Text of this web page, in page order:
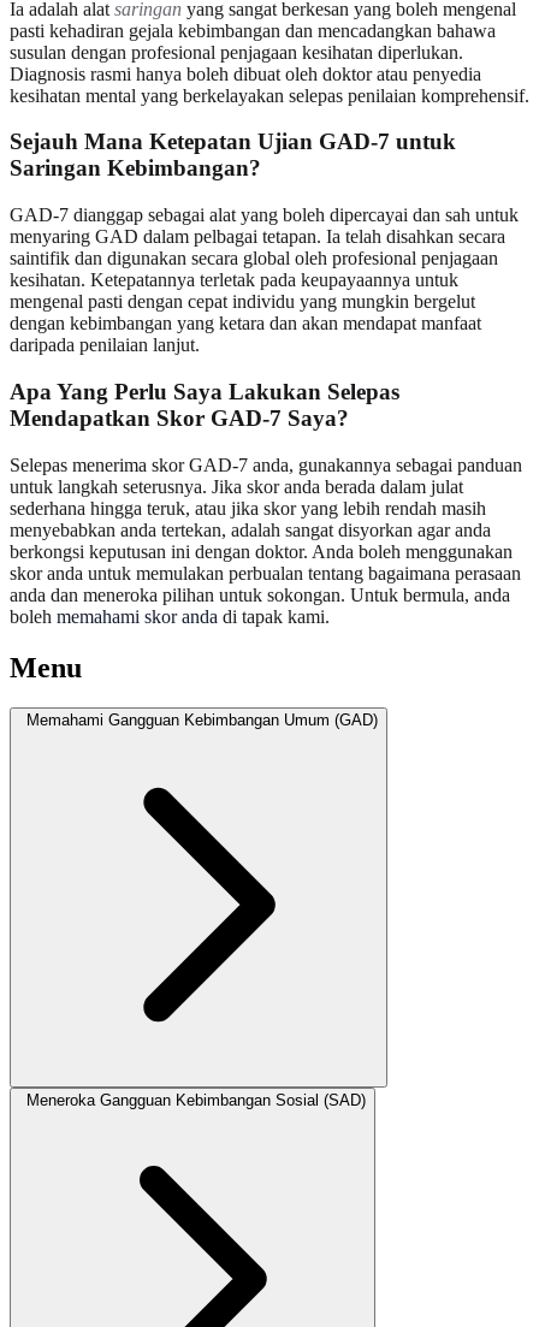
Ia adalah alat saringan yang sangat berkesan yang boleh mengenal
pasti kehadiran gejala kebimbangan dan mencadangkan bahawa
susulan dengan profesional penjagaan kesihatan diperlukan.
Diagnosis rasmi hanya boleh dibuat oleh doktor atau penyedia
kesihatan mental yang berkelayakan selepas penilaian komprehensif.
Sejauh Mana Ketepatan Ujian GAD-7 untuk
Saringan Kebimbangan?
GAD-7 dianggap sebagai alat yang boleh dipercayai dan sah untuk
menyaring GAD dalam pelbagai tetapan. Ia telah disahkan secara
saintifik dan digunakan secara global oleh profesional penjagaan
kesihatan. Ketepatannya terletak pada keupayaannya untuk
mengenal pasti dengan cepat individu yang mungkin bergelut
dengan kebimbangan yang ketara dan akan mendapat manfaat
daripada penilaian lanjut.
Apa Yang Perlu Saya Lakukan Selepas
Mendapatkan Skor GAD-7 Saya?
Selepas menerima skor GAD-7 anda, gunakannya sebagai panduan
untuk langkah seterusnya. Jika skor anda berada dalam julat
sederhana hingga teruk, atau jika skor yang lebih rendah masih
menyebabkan anda tertekan, adalah sangat disyorkan agar anda
berkongsi keputusan ini dengan doktor. Anda boleh menggunakan
skor anda untuk memulakan perbualan tentang bagaimana perasaan
anda dan meneroka pilihan untuk sokongan. Untuk bermula, anda
boleh memahami skor anda di tapak kami.
Menu
Memahami Gangguan Kebimbangan Umum (GAD)
Meneroka Gangguan Kebimbangan Sosial (SAD)